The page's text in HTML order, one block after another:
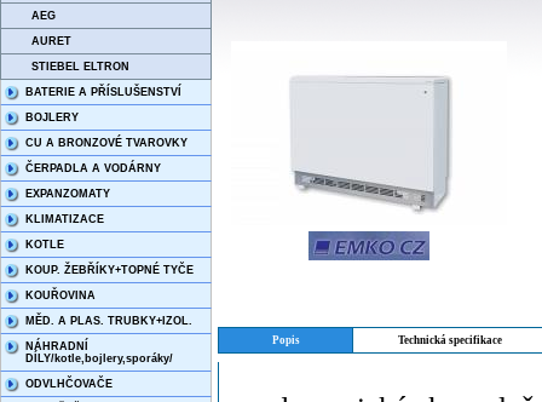
AEG
AURET
STIEBEL ELTRON
BATERIE A PŘÍSLUŠENSTVÍ
BOJLERY
CU A BRONZOVÉ TVAROVKY
ČERPADLA A VODÁRNY
EXPANZOMATY
KLIMATIZACE
KOTLE
KOUP. ŽEBŘÍKY+TOPNÉ TYČE
KOUŘOVINA
MĚD. A PLAS. TRUBKY+IZOL.
NÁHRADNÍ
DÍLY/kotle,bojlery,sporáky/
ODVLHČOVAČE
Popis Technická specifikace